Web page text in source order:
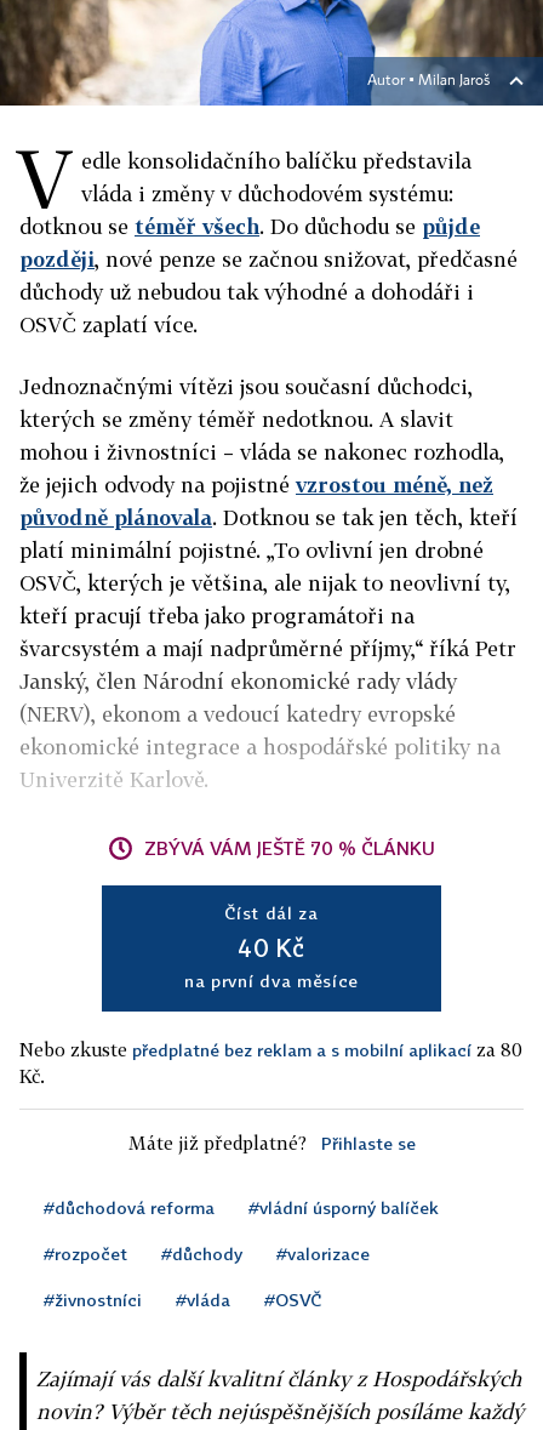
Autor ▪ Milan Jaroš
V edle konsolidačního balíčku představila
vláda i změny v důchodovém systému:
dotknou se téměř všech. Do důchodu se půjde
později, nové penze se začnou snižovat, předčasné
důchody už nebudou tak výhodné a dohodáři i
OSVČ zaplatí více.
Jednoznačnými vítězi jsou současní důchodci,
kterých se změny téměř nedotknou. A slavit
mohou i živnostníci – vláda se nakonec rozhodla,
že jejich odvody na pojistnévzrostou méně, než
původně plánovala. Dotknou se tak jen těch, kteří
platí minimální pojistné. „To ovlivní jen drobné
OSVČ, kterých je většina, ale nijak to neovlivní ty,
kteří pracují třeba jako programátoři na
švarcsystém a mají nadprůměrné příjmy,“ říká Petr
Janský, člen Národní ekonomické rady vlády
(NERV), ekonom a vedoucí katedry evropské
ekonomické integrace a hospodářské politiky na
Univerzitě Karlově.
ZBÝVÁ VÁM JEŠTĚ 70 % ČLÁNKU
Číst dál za
40 Kč
na první dva měsíce
Nebo zkuste předplatné bez reklam a s mobilní aplikací za 80
Kč.
Máte již předplatné? Přihlaste se
#důchodová reforma #vládní úsporný balíček
#rozpočet #důchody #valorizace
#živnostníci #vláda #OSVČ
Zajímají vás další kvalitní články z Hospodářských
novin? Výběr těch nejúspěšnějších posíláme každý